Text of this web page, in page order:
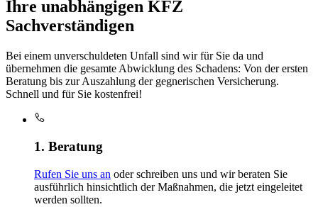
Ihre unabhängigen KFZ
Sachverständigen
Bei einem unverschuldeten Unfall sind wir für Sie da und
übernehmen die gesamte Abwicklung des Schadens: Von der ersten
Beratung bis zur Auszahlung der gegnerischen Versicherung.
Schnell und für Sie kostenfrei!
1. Beratung
Rufen Sie uns an oder schreiben uns und wir beraten Sie
ausführlich hinsichtlich der Maßnahmen, die jetzt eingeleitet
werden sollten.